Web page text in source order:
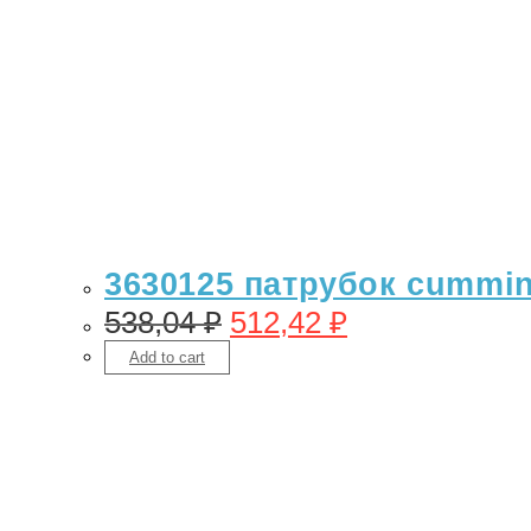
3630125 патрубок
538,04₽ 512,42 ₽
Add to cart